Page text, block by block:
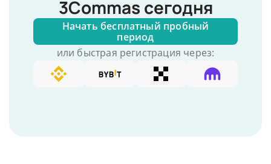
3Commas сегодня
Начать бесплатный пробный
период
или быстрая регистрация через: